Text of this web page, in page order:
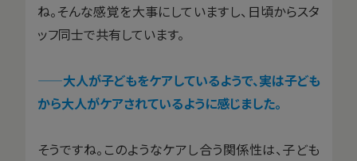
ね。そんな感覚を大事にしていますし、日頃からスタ
ッフ同士で共有しています。
——大人が子どもをケアしているようで、実は子ども
から大人がケアされているように感じました。
そうですね。このようなケアし合う関係性は、子ども